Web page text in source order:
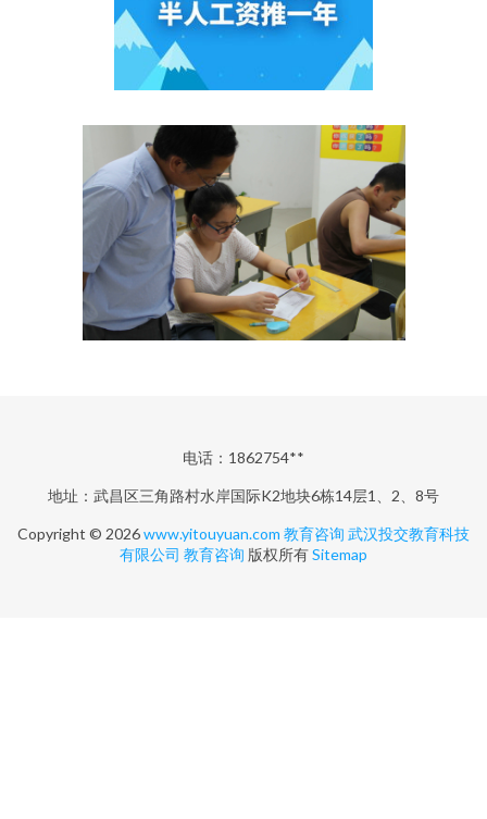
电话：1862754**
地址：武昌区三角路村水岸国际K2地块6栋14层1、2、8号
Copyright © 2026www.yitouyuan.com 教育咨询 武汉投交教育科技
有限公司 教育咨询 版权所有Sitemap